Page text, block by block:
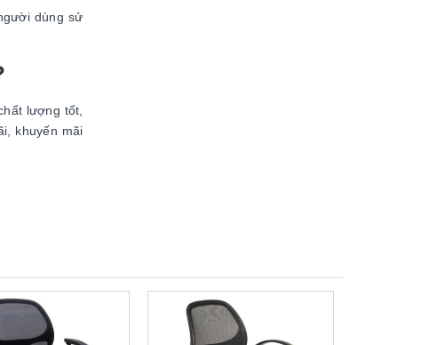
dùng sử
lượng tốt,
khuyến mãi